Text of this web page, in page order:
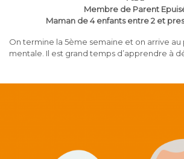
Membre de Parent
Maman de 4 enfants entre 2 et
On termine la 5ème semaine et on arrive
mentale. Il est grand temps d’apprendre à